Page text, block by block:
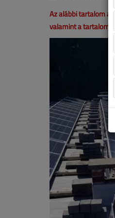
Az alábbi tartalom
valamint a tartalom